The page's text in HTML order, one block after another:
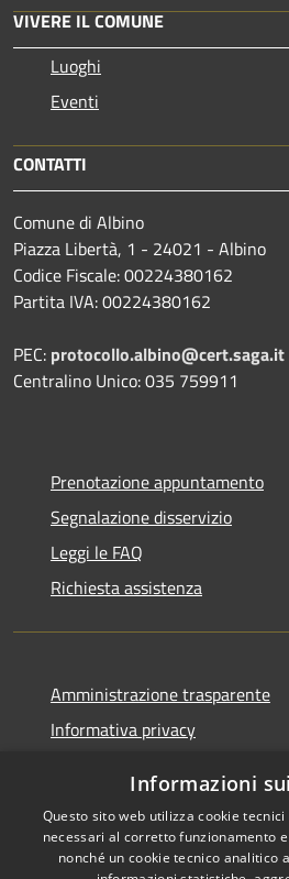
VIVERE IL COMUNE
Luoghi
Eventi
CONTATTI
Comune di Albino
Piazza Libertà, 1 - 24021 - Albino
Codice Fiscale: 00224380162
Partita IVA: 00224380162
PEC: protocollo.albino@cert.saga.it
Centralino Unico: 035 759911
Prenotazione appuntamento
Segnalazione disservizio
Leggi le FAQ
Richiesta assistenza
Amministrazione trasparente
Informativa privacy
Dichiarazione di accessibilità
Informazioni
Questo sito web utilizza cookie
necessari al corretto funzionamento
nonché un cookie tecnico analitico